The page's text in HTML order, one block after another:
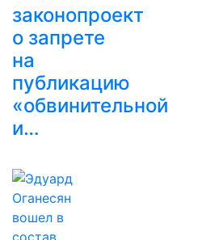
законопроект
о запрете
на
публикацию
«обвинительной
и…